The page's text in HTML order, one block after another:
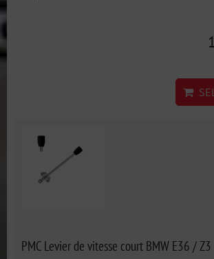
PMC Levier de vitesse court BMW E36 / Z3